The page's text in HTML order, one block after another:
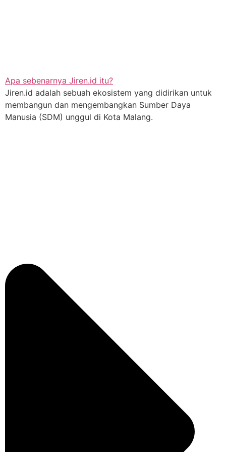
Apa sebenarnya Jiren.id itu?
Jiren.id adalah sebuah ekosistem yang didirikan untuk
membangun dan mengembangkan Sumber Daya
Manusia (SDM) unggul di Kota Malang.